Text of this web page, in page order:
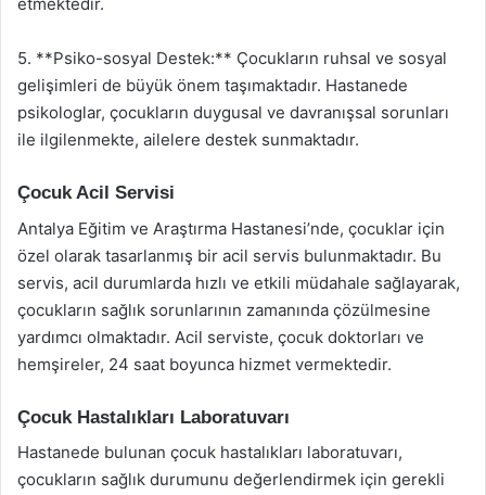
5. **Psiko-sosyal Destek:** Çocukların ruhsal ve sosyal
gelişimleri de büyük önem taşımaktadır. Hastanede
psikologlar, çocukların duygusal ve davranışsal sorunları
ile ilgilenmekte, ailelere destek sunmaktadır.
Çocuk Acil Servisi
Antalya Eğitim ve Araştırma Hastanesi’nde, çocuklar için
özel olarak tasarlanmış bir acil servis bulunmaktadır. Bu
servis, acil durumlarda hızlı ve etkili müdahale sağlayarak,
çocukların sağlık sorunlarının zamanında çözülmesine
yardımcı olmaktadır. Acil serviste, çocuk doktorları ve
hemşireler, 24 saat boyunca hizmet vermektedir.
Çocuk Hastalıkları Laboratuvarı
Hastanede bulunan çocuk hastalıkları laboratuvarı,
çocukların sağlık durumunu değerlendirmek için gerekli